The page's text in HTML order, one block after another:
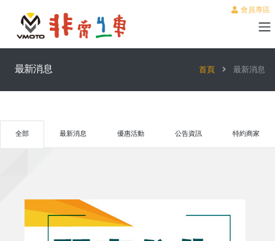
會員專區
最新消息 首頁 最新消息
全部 最新消息 優惠活動 公告資訊 特約商家